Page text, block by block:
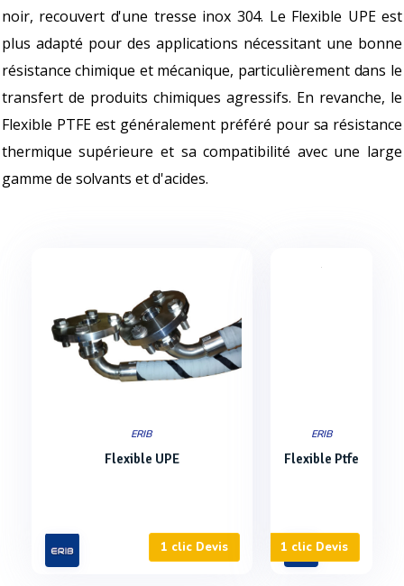
noir, recouvert d'une tresse inox 304. Le Flexible UPE est
plus adapté pour des applications nécessitant une bonne
résistance chimique et mécanique, particulièrement dans le
transfert de produits chimiques agressifs. En revanche, le
Flexible PTFE est généralement préféré pour sa résistance
thermique supérieure et sa compatibilité avec une large
gamme de solvants et d'acides.
ERIB
Flexible UPE
1 clic Devis
ERIB
Flexible Ptfe
1 clic Devis